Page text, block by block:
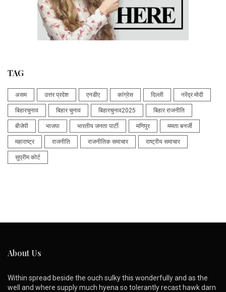
TAG
असम उत्तर प्रदेश एनडीए कांग्रेस दिल्ली नरेंद्र मोदी
बिहारचुनाव बिहार चुनाव बिहारचुनाव2025 बिहार राजनीति
बीजेपी भाजपा भारतीय जनता पार्टी मणिपुर ममता बनर्जी
महाराष्ट्र राजनीति राजनीतिक समाचार राष्ट्रीय समाचार
सुप्रीम कोर्ट
About Us
Within spread beside the ouch sulky this wonderfully and as the
well and where supply much hyena so tolerantly recast hawk darn